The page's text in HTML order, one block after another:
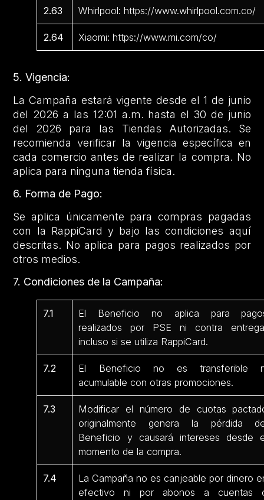
2.63 Whirlpool: https://www.whirlpool.com.co/
2.64 Xiaomi: https://www.mi.com/co/
5. Vigencia:
La Campaña estará vigente desde el 1 de junio
del 2026 a las 12:01 a.m. hasta el 30 de junio
del 2026 para las Tiendas Autorizadas. Se
recomienda verificar la vigencia específica en
cada comercio antes de realizar la compra. No
aplica para ninguna tienda física.
6. Forma de Pago:
Se aplica únicamente para compras pagadas
con la RappiCard y bajo las condiciones aquí
descritas. No aplica para pagos realizados por
otros medios.
7. Condiciones de la Campaña:
7.1
El Beneficio no aplica para
realizados por PSE ni contra
incluso si se utiliza RappiCard.
7.2
El Beneficio no es transferible
acumulable con otras promociones.
7.3
Modificar el número de cuotas
originalmente genera la pérdida
Beneficio y causará intereses desde
momento de la compra.
7.4
La Campaña no es canjeable por dinero
efectivo ni por abonos a cuentas